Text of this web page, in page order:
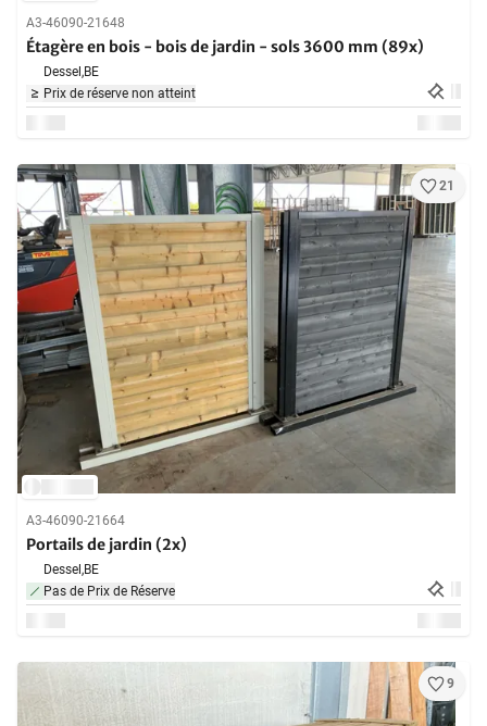
A3-46090-21648
Étagère en bois - bois de jardin - sols 3600 mm (89x)
Dessel,BE
Prix de réserve non atteint
21
A3-46090-21664
Portails de jardin (2x)
Dessel,BE
Pas de Prix de Réserve
9